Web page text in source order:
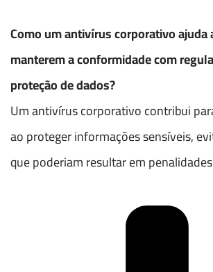
Como um antivírus corporativo ajuda
manterem a conformidade com
proteção de dados?
Um antivírus corporativo contribui
ao proteger informações sensíveis,
que poderiam resultar em